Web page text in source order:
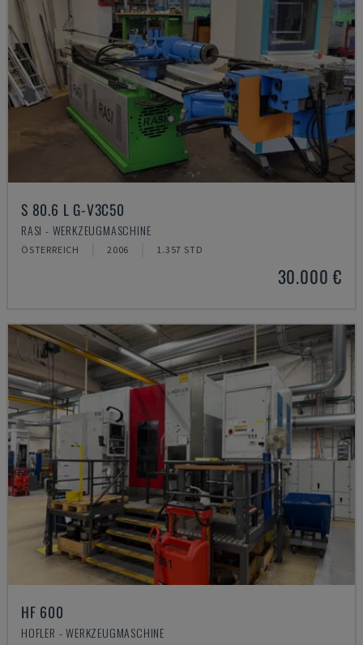
S 80.6 L G-V3C50
RASI - WERKZEUGMASCHINE
ÖSTERREICH 2006 1.357 STD
30.000 €
HF 600
HOFLER - WERKZEUGMASCHINE